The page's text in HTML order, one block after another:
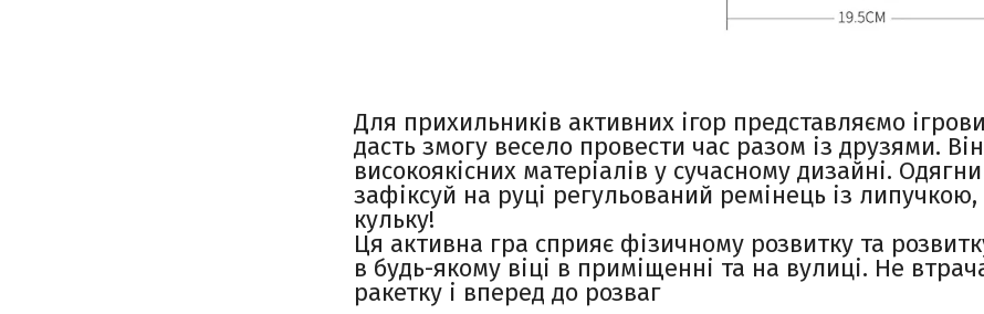
Для прихильників активних ігор представляємо
дасть змогу весело провести час разом із друзями.
високоякісних матеріалів у сучасному дизайні.
зафіксуй на руці регульований ремінець із липучкою,
кульку!
Ця активна гра сприяє фізичному розвитку та
в будь-якому віці в приміщенні та на вулиці. Не
ракетку і вперед до розваг